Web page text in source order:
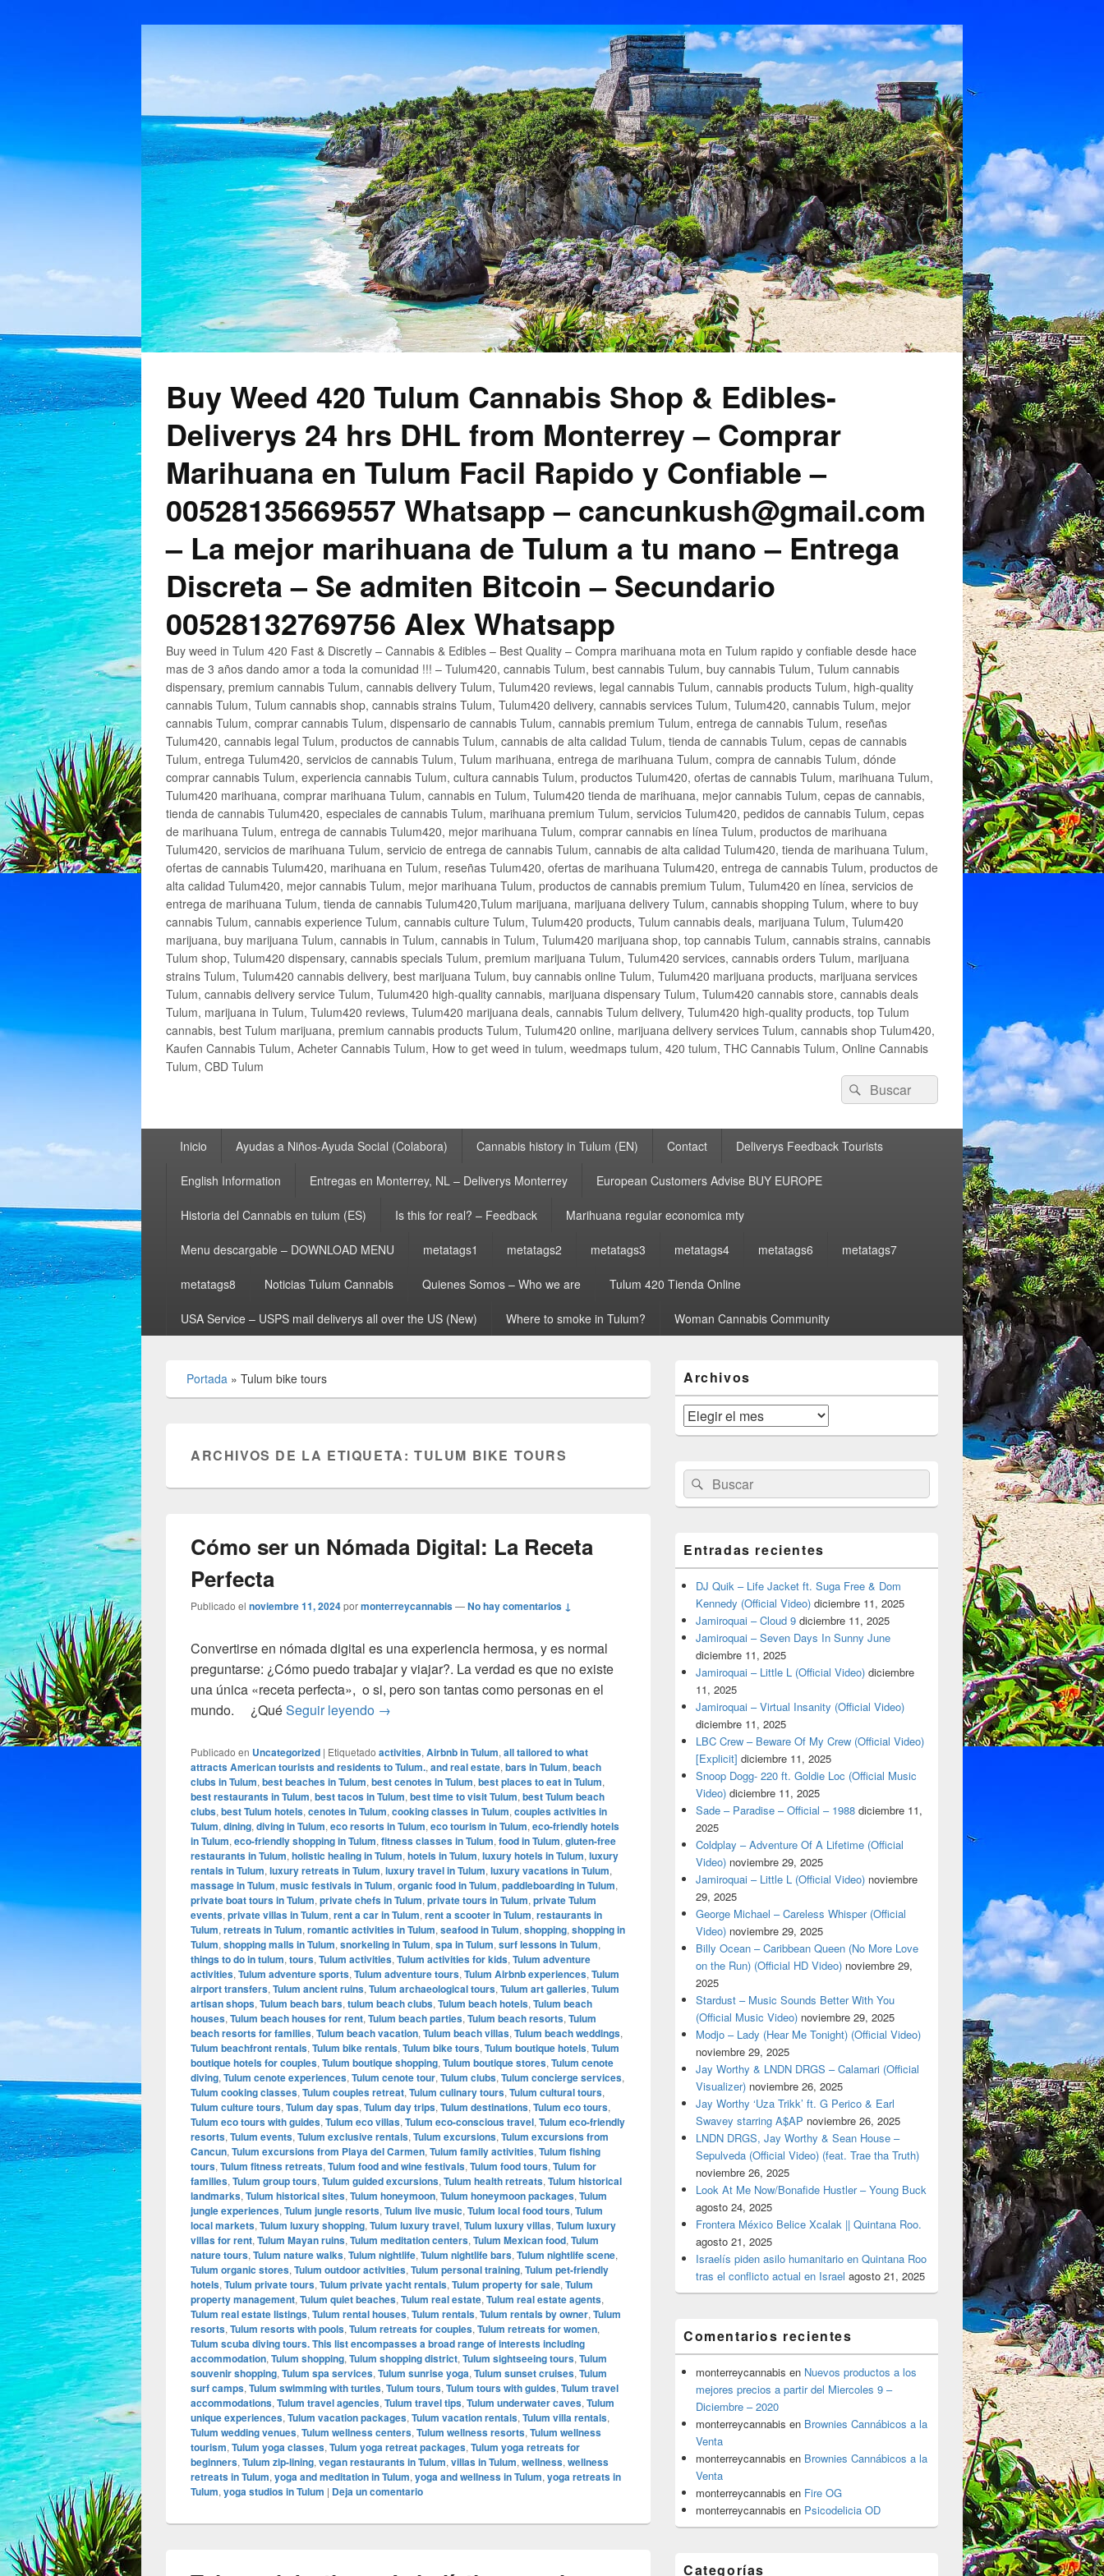
Buy Weed 420 Tulum Cannabis Shop & Edibles-
Deliverys 24 hrs DHL from Monterrey – Comprar
Marihuana en Tulum Facil Rapido y Confiable –
00528135669557 Whatsapp – cancunkush@gmail.com
– La mejor marihuana de Tulum a tu mano – Entrega
Discreta – Se admiten Bitcoin – Secundario
00528132769756 Alex Whatsapp
Buy weed in Tulum 420 Fast & Discretly – Cannabis & Edibles – Best Quality – Compra marihuana mota en Tulum rapido y confiable desde hace
mas de 3 años dando amor a toda la comunidad !!! – Tulum420, cannabis Tulum, best cannabis Tulum, buy cannabis Tulum, Tulum cannabis
dispensary, premium cannabis Tulum, cannabis delivery Tulum, Tulum420 reviews, legal cannabis Tulum, cannabis products Tulum, high-quality
cannabis Tulum, Tulum cannabis shop, cannabis strains Tulum, Tulum420 delivery, cannabis services Tulum, Tulum420, cannabis Tulum, mejor
cannabis Tulum, comprar cannabis Tulum, dispensario de cannabis Tulum, cannabis premium Tulum, entrega de cannabis Tulum, reseñas
Tulum420, cannabis legal Tulum, productos de cannabis Tulum, cannabis de alta calidad Tulum, tienda de cannabis Tulum, cepas de cannabis
Tulum, entrega Tulum420, servicios de cannabis Tulum, Tulum marihuana, entrega de marihuana Tulum, compra de cannabis Tulum, dónde
comprar cannabis Tulum, experiencia cannabis Tulum, cultura cannabis Tulum, productos Tulum420, ofertas de cannabis Tulum, marihuana Tulum,
Tulum420 marihuana, comprar marihuana Tulum, cannabis en Tulum, Tulum420 tienda de marihuana, mejor cannabis Tulum, cepas de cannabis,
tienda de cannabis Tulum420, especiales de cannabis Tulum, marihuana premium Tulum, servicios Tulum420, pedidos de cannabis Tulum, cepas
de marihuana Tulum, entrega de cannabis Tulum420, mejor marihuana Tulum, comprar cannabis en línea Tulum, productos de marihuana
Tulum420, servicios de marihuana Tulum, servicio de entrega de cannabis Tulum, cannabis de alta calidad Tulum420, tienda de marihuana Tulum,
ofertas de cannabis Tulum420, marihuana en Tulum, reseñas Tulum420, ofertas de marihuana Tulum420, entrega de cannabis Tulum, productos de
alta calidad Tulum420, mejor cannabis Tulum, mejor marihuana Tulum, productos de cannabis premium Tulum, Tulum420 en línea, servicios de
entrega de marihuana Tulum, tienda de cannabis Tulum420,Tulum marijuana, marijuana delivery Tulum, cannabis shopping Tulum, where to buy
cannabis Tulum, cannabis experience Tulum, cannabis culture Tulum, Tulum420 products, Tulum cannabis deals, marijuana Tulum, Tulum420
marijuana, buy marijuana Tulum, cannabis in Tulum, cannabis in Tulum, Tulum420 marijuana shop, top cannabis Tulum, cannabis strains, cannabis
Tulum shop, Tulum420 dispensary, cannabis specials Tulum, premium marijuana Tulum, Tulum420 services, cannabis orders Tulum, marijuana
strains Tulum, Tulum420 cannabis delivery, best marijuana Tulum, buy cannabis online Tulum, Tulum420 marijuana products, marijuana services
Tulum, cannabis delivery service Tulum, Tulum420 high-quality cannabis, marijuana dispensary Tulum, Tulum420 cannabis store, cannabis deals
Tulum, marijuana in Tulum, Tulum420 reviews, Tulum420 marijuana deals, cannabis Tulum delivery, Tulum420 high-quality products, top Tulum
cannabis, best Tulum marijuana, premium cannabis products Tulum, Tulum420 online, marijuana delivery services Tulum, cannabis shop Tulum420,
Kaufen Cannabis Tulum, Acheter Cannabis Tulum, How to get weed in tulum, weedmaps tulum, 420 tulum, THC Cannabis Tulum, Online Cannabis
Tulum, CBD Tulum
Buscar
por:
Buscar
principalInicio Ayudas a Niños-Ayuda Social (Colabora) Cannabis history in Tulum (EN) Contact Deliverys Feedback Tourists
English Information Entregas en Monterrey, NL – Deliverys Monterrey European Customers Advise BUY EUROPE
Historia del Cannabis en tulum (ES) Is this for real? – Feedback Marihuana regular economica mty
Menu descargable – DOWNLOAD MENU metatags1 metatags2 metatags3 metatags4 metatags6 metatags7
metatags8 Noticias Tulum Cannabis Quienes Somos – Who we are Tulum 420 Tienda Online
USA Service – USPS mail deliverys all over the US (New) Where to smoke in Tulum? Woman Cannabis Community
Portada » Tulum bike tours
ARCHIVOS DE LA ETIQUETA:TULUM BIKE TOURS
Cómo ser un Nómada Digital: La Receta
Perfecta
Publicado el noviembre 11, 2024pormonterreycannabis—No hay comentarios ↓
Convertirse en nómada digital es una experiencia hermosa, y es normal
preguntarse: ¿Cómo puedo trabajar y viajar?. La verdad es que no existe
una única «receta perfecta», o si, pero son tantas como personas en el
mundo. ¿QuéSeguir leyendo Cómo ser un Nómada Digital: La Receta Perfecta
→
Publicado en Uncategorized | Etiquetado activities, Airbnb in Tulum, all tailored to what
attracts American tourists and residents to Tulum., and real estate, bars in Tulum, beach
clubs in Tulum, best beaches in Tulum, best cenotes in Tulum, best places to eat in Tulum,
best restaurants in Tulum, best tacos in Tulum, best time to visit Tulum, best Tulum beach
clubs, best Tulum hotels, cenotes in Tulum, cooking classes in Tulum, couples activities in
Tulum, dining, diving in Tulum, eco resorts in Tulum, eco tourism in Tulum, eco-friendly hotels
in Tulum, eco-friendly shopping in Tulum, fitness classes in Tulum, food in Tulum, gluten-free
restaurants in Tulum, holistic healing in Tulum, hotels in Tulum, luxury hotels in Tulum, luxury
rentals in Tulum, luxury retreats in Tulum, luxury travel in Tulum, luxury vacations in Tulum,
massage in Tulum, music festivals in Tulum, organic food in Tulum, paddleboarding in Tulum,
private boat tours in Tulum, private chefs in Tulum, private tours in Tulum, private Tulum
events, private villas in Tulum, rent a car in Tulum, rent a scooter in Tulum, restaurants in
Tulum, retreats in Tulum, romantic activities in Tulum, seafood in Tulum, shopping, shopping in
Tulum, shopping malls in Tulum, snorkeling in Tulum, spa in Tulum, surf lessons in Tulum,
things to do in tulum, tours, Tulum activities, Tulum activities for kids, Tulum adventure
activities, Tulum adventure sports, Tulum adventure tours, Tulum Airbnb experiences, Tulum
airport transfers, Tulum ancient ruins, Tulum archaeological tours, Tulum art galleries, Tulum
artisan shops, Tulum beach bars, tulum beach clubs, Tulum beach hotels, Tulum beach
houses, Tulum beach houses for rent, Tulum beach parties, Tulum beach resorts, Tulum
beach resorts for families, Tulum beach vacation, Tulum beach villas, Tulum beach weddings,
Tulum beachfront rentals, Tulum bike rentals, Tulum bike tours, Tulum boutique hotels, Tulum
boutique hotels for couples, Tulum boutique shopping, Tulum boutique stores, Tulum cenote
diving, Tulum cenote experiences, Tulum cenote tour, Tulum clubs, Tulum concierge services,
Tulum cooking classes, Tulum couples retreat, Tulum culinary tours, Tulum cultural tours,
Tulum culture tours, Tulum day spas, Tulum day trips, Tulum destinations, Tulum eco tours,
Tulum eco tours with guides, Tulum eco villas, Tulum eco-conscious travel, Tulum eco-friendly
resorts, Tulum events, Tulum exclusive rentals, Tulum excursions, Tulum excursions from
Cancun, Tulum excursions from Playa del Carmen, Tulum family activities, Tulum fishing
tours, Tulum fitness retreats, Tulum food and wine festivals, Tulum food tours, Tulum for
families, Tulum group tours, Tulum guided excursions, Tulum health retreats, Tulum historical
landmarks, Tulum historical sites, Tulum honeymoon, Tulum honeymoon packages, Tulum
jungle experiences, Tulum jungle resorts, Tulum live music, Tulum local food tours, Tulum
local markets, Tulum luxury shopping, Tulum luxury travel, Tulum luxury villas, Tulum luxury
villas for rent, Tulum Mayan ruins, Tulum meditation centers, Tulum Mexican food, Tulum
nature tours, Tulum nature walks, Tulum nightlife, Tulum nightlife bars, Tulum nightlife scene,
Tulum organic stores, Tulum outdoor activities, Tulum personal training, Tulum pet-friendly
hotels, Tulum private tours, Tulum private yacht rentals, Tulum property for sale, Tulum
property management, Tulum quiet beaches, Tulum real estate, Tulum real estate agents,
Tulum real estate listings, Tulum rental houses, Tulum rentals, Tulum rentals by owner, Tulum
resorts, Tulum resorts with pools, Tulum retreats for couples, Tulum retreats for women,
Tulum scuba diving tours. This list encompasses a broad range of interests including
accommodation, Tulum shopping, Tulum shopping district, Tulum sightseeing tours, Tulum
souvenir shopping, Tulum spa services, Tulum sunrise yoga, Tulum sunset cruises, Tulum
surf camps, Tulum swimming with turtles, Tulum tours, Tulum tours with guides, Tulum travel
accommodations, Tulum travel agencies, Tulum travel tips, Tulum underwater caves, Tulum
unique experiences, Tulum vacation packages, Tulum vacation rentals, Tulum villa rentals,
Tulum wedding venues, Tulum wellness centers, Tulum wellness resorts, Tulum wellness
tourism, Tulum yoga classes, Tulum yoga retreat packages, Tulum yoga retreats for
beginners, Tulum zip-lining, vegan restaurants in Tulum, villas in Tulum, wellness, wellness
retreats in Tulum, yoga and meditation in Tulum, yoga and wellness in Tulum, yoga retreats in
Tulum, yoga studios in Tulum | Deja un comentario
área
de
widget
barra
lateral
Archivos
Archivos
Buscar
por:
Buscar
Entradas recientes
DJ Quik – Life Jacket ft. Suga Free & Dom
Kennedy (Official Video) diciembre 11, 2025
Jamiroquai – Cloud 9 diciembre 11, 2025
Jamiroquai – Seven Days In Sunny June
diciembre 11, 2025
Jamiroquai – Little L (Official Video) diciembre
11, 2025
Jamiroquai – Virtual Insanity (Official Video)
diciembre 11, 2025
LBC Crew – Beware Of My Crew (Official Video)
[Explicit] diciembre 11, 2025
Snoop Dogg- 220 ft. Goldie Loc (Official Music
Video) diciembre 11, 2025
Sade – Paradise – Official – 1988 diciembre 11,
2025
Coldplay – Adventure Of A Lifetime (Official
Video) noviembre 29, 2025
Jamiroquai – Little L (Official Video) noviembre
29, 2025
George Michael – Careless Whisper (Official
Video) noviembre 29, 2025
Billy Ocean – Caribbean Queen (No More Love
on the Run) (Official HD Video) noviembre 29,
2025
Stardust – Music Sounds Better With You
(Official Music Video) noviembre 29, 2025
Modjo – Lady (Hear Me Tonight) (Official Video)
noviembre 29, 2025
Jay Worthy & LNDN DRGS – Calamari (Official
Visualizer) noviembre 26, 2025
Jay Worthy ‘Uza Trikk’ ft. G Perico & Earl
Swavey starring A$AP noviembre 26, 2025
LNDN DRGS, Jay Worthy & Sean House –
Sepulveda (Official Video) (feat. Trae tha Truth)
noviembre 26, 2025
Look At Me Now/Bonafide Hustler – Young Buck
agosto 24, 2025
Frontera México Belice Xcalak || Quintana Roo.
agosto 21, 2025
Israelís piden asilo humanitario en Quintana Roo
tras el conflicto actual en Israel agosto 21, 2025
Comentarios recientes
monterreycannabis en Nuevos productos a los
mejores precios a partir del Miercoles 9 –
Diciembre – 2020
monterreycannabis en Brownies Cannábicos a la
Venta
monterreycannabis en Brownies Cannábicos a la
Venta
monterreycannabis en Fire OG
monterreycannabis en Psicodelicia OD
Categorías